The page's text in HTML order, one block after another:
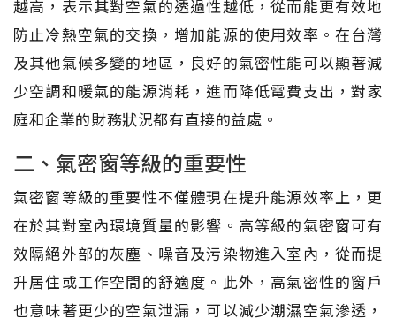
越高，表示其對空氣的透過性越低，從而能更有效地
防止冷熱空氣的交換，增加能源的使用效率。在台灣
及其他氣候多變的地區，良好的氣密性能可以顯著減
少空調和暖氣的能源消耗，進而降低電費支出，對家
庭和企業的財務狀況都有直接的益處。
二、氣密窗等級的重要性
氣密窗等級的重要性不僅體現在提升能源效率上，更
在於其對室內環境質量的影響。高等級的氣密窗可有
效隔絕外部的灰塵、噪音及污染物進入室內，從而提
升居住或工作空間的舒適度。此外，高氣密性的窗戶
也意味著更少的空氣泄漏，可以減少潮濕空氣滲透，